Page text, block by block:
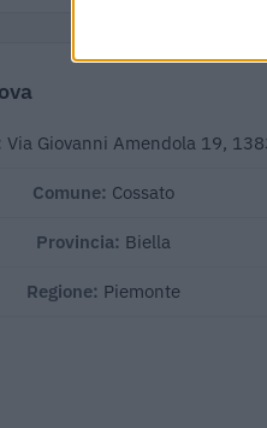
Via Giovanni Amendola 19,
Comune: Cossato
Provincia: Biella
Regione: Piemonte